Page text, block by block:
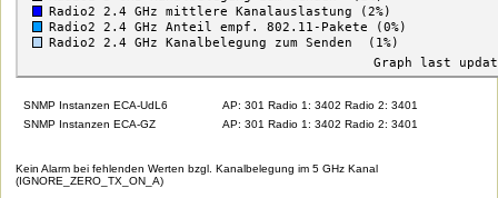
SNMP Instanzen ECA-UdL6
AP: 301 Radio 1: 3402 Radio 2: 3401
SNMP Instanzen ECA-GZ
AP: 301 Radio 1: 3402 Radio 2: 3401
Kein Alarm bei fehlenden Werten bzgl. Kanalbelegung im 5 GHz Kanal
(IGNORE_ZERO_TX_ON_A)